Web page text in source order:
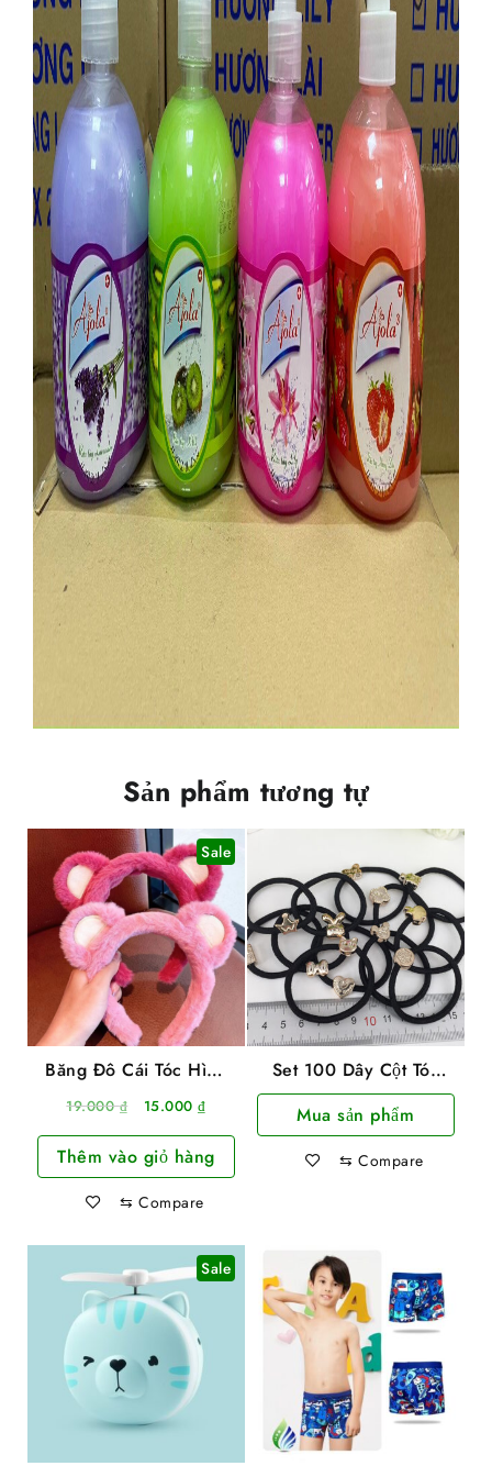
Sản phẩm tương tự
Sale
Băng Đô Cái Tóc Hình
Gấu Lông Nhung Siêu
Dễ Thương
19.000₫
Giá
là:
19.000 ₫.
15.000₫Giá
tại
là:
Thêm vào giỏ hàng
⇆ Compare
Set 100 Dây Cột Tóc
Đen Co Giãn Tốt Nhiều
Hình Siêu Dễ Thương
Mua sản phẩm
⇆ Compare
Sale